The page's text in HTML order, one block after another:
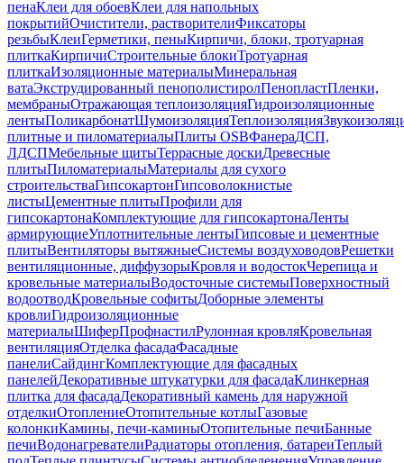
пенаКлеи для обоевКлеи для напольных
покрытийОчистители, растворителиФиксаторы
резьбыКлеиГерметики, пеныКирпичи, блоки, тротуарная
плиткаКирпичиСтроительные блокиТротуарная
плиткаИзоляционные материалыМинеральная
ватаЭкструдированный пенополистиролПенопластПленки,
мембраныОтражающая теплоизоляцияГидроизоляционные
лентыПоликарбонатШумоизоляцияТеплоизоляция
плитные и пиломатериалыПлиты OSBФанераДСП,
ЛДСПМебельные щитыТеррасные доскиДревесные
плитыПиломатериалыМатериалы для сухого
строительстваГипсокартонГипсоволокнистые
листыЦементные плитыПрофили для
гипсокартонаКомплектующие для гипсокартонаЛенты
армирующиеУплотнительные лентыГипсовые и цементные
плитыВентиляторы вытяжныеСистемы воздуховодовРешетки
вентиляционные, диффузорыКровля и водостокЧерепица и
кровельные материалыВодосточные системыПоверхностный
водоотводКровельные софитыДоборные элементы
кровлиГидроизоляционные
материалыШиферПрофнастилРулонная кровляКровельная
вентиляцияОтделка фасадаФасадные
панелиСайдингКомплектующие для фасадных
панелейДекоративные штукатурки для фасадаКлинкерная
плитка для фасадаДекоративный камень для наружной
отделкиОтоплениеОтопительные котлыГазовые
колонкиКамины, печи-каминыОтопительные печиБанные
печиВодонагревателиРадиаторы отопления, батареиТеплый